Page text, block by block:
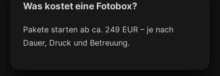
Was kostet eine Fotobox?
Pakete starten ab ca. 249 EUR – je nach
Dauer, Druck und Betreuung.